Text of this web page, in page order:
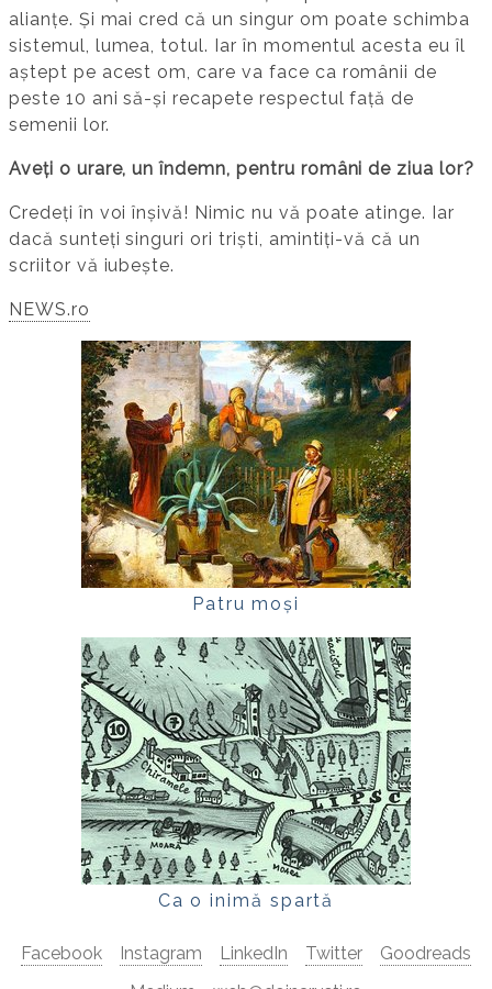
alianțe. Și mai cred că un singur om poate schimba
sistemul, lumea, totul. Iar în momentul acesta eu îl
aștept pe acest om, care va face ca românii de
peste 10 ani să-și recapete respectul față de
semenii lor.
Aveți o urare, un îndemn, pentru români de ziua lor?
Credeți în voi înșivă! Nimic nu vă poate atinge. Iar
dacă sunteți singuri ori triști, amintiți-vă că un
scriitor vă iubește.
NEWS.ro
Patru moși
Ca o inimă spartă
Facebook Instagram LinkedIn Twitter
Goodreads